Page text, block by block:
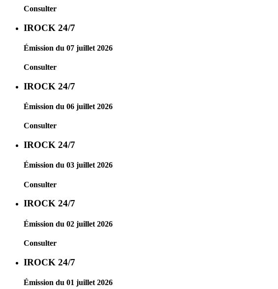
Consulter
IROCK 24/7
Émission du 07 juillet 2026
Consulter
IROCK 24/7
Émission du 06 juillet 2026
Consulter
IROCK 24/7
Émission du 03 juillet 2026
Consulter
IROCK 24/7
Émission du 02 juillet 2026
Consulter
IROCK 24/7
Émission du 01 juillet 2026